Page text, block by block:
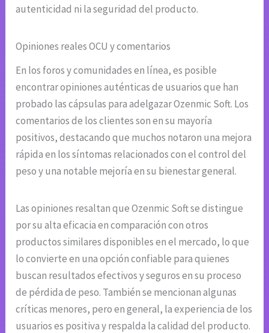
autenticidad ni la seguridad del producto.
Opiniones reales OCU y comentarios
En los foros y comunidades en línea, es posible
encontrar opiniones auténticas de usuarios que han
probado las cápsulas para adelgazar Ozenmic Soft. Los
comentarios de los clientes son en su mayoría
positivos, destacando que muchos notaron una mejora
rápida en los síntomas relacionados con el control del
peso y una notable mejoría en su bienestar general.
Las opiniones resaltan que Ozenmic Soft se distingue
por su alta eficacia en comparación con otros
productos similares disponibles en el mercado, lo que
lo convierte en una opción confiable para quienes
buscan resultados efectivos y seguros en su proceso
de pérdida de peso. También se mencionan algunas
críticas menores, pero en general, la experiencia de los
usuarios es positiva y respalda la calidad del producto.